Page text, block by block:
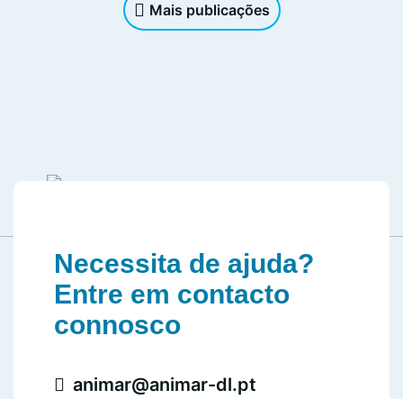
Mais publicações
Necessita de ajuda?
Entre em contacto
connosco
animar@animar-dl.pt